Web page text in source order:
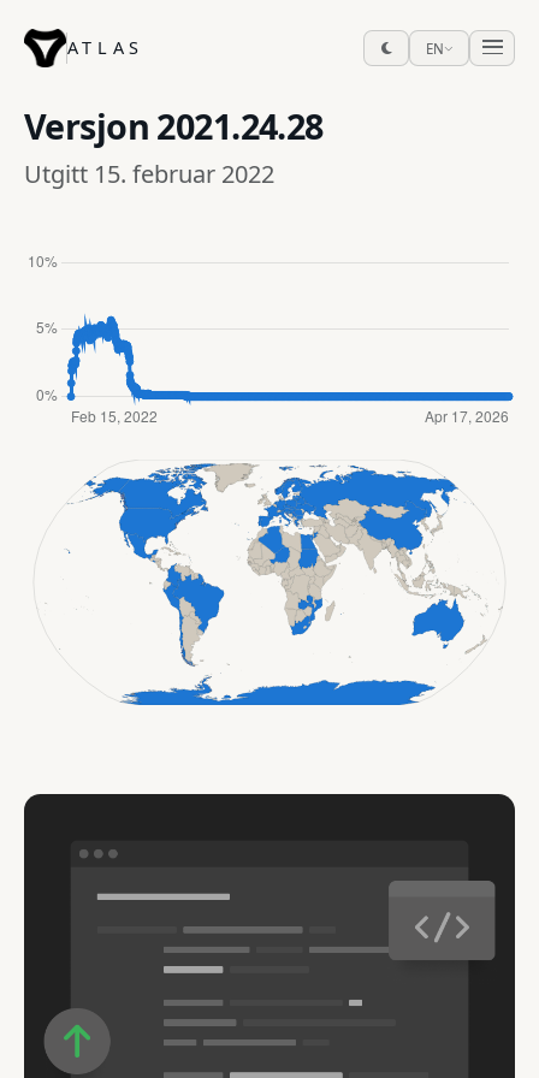
ATLAS EN
Versjon 2021.24.28
Utgitt 15. februar 2022